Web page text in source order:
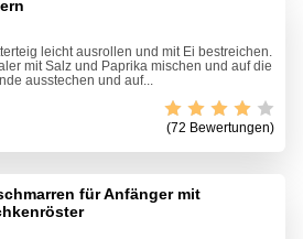
leicht ausrollen und mit Ei bestreichen.
mit Salz und Paprika mischen und auf die
ausstechen und auf...
(72 Bewertungen)
für Anfänger mit